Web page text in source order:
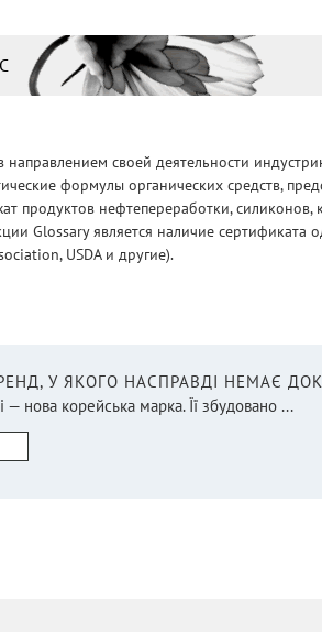
направлением своей деятельности
формулы органических средств,
продуктов нефтепереработки,
Glossary является наличие сертификата
USDA и другие).
У ЯКОГО НАСПРАВДІ НЕМАЄ
— нова корейська марка. Її збудовано ...